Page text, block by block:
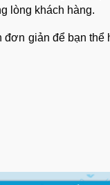
lòng khách hàng.
giản để bạn